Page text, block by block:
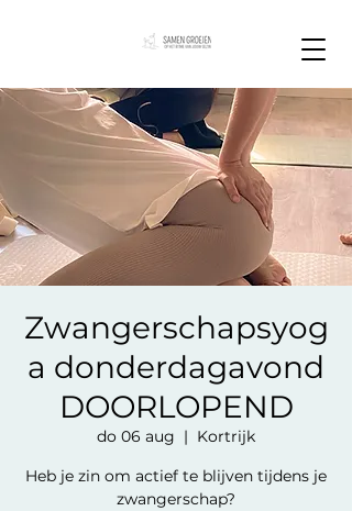
Zwangerschapsyog
a donderdagavond
DOORLOPEND
do 06 aug
  |
Kortrijk
Heb je zin om actief te blijven tijdens je
zwangerschap?